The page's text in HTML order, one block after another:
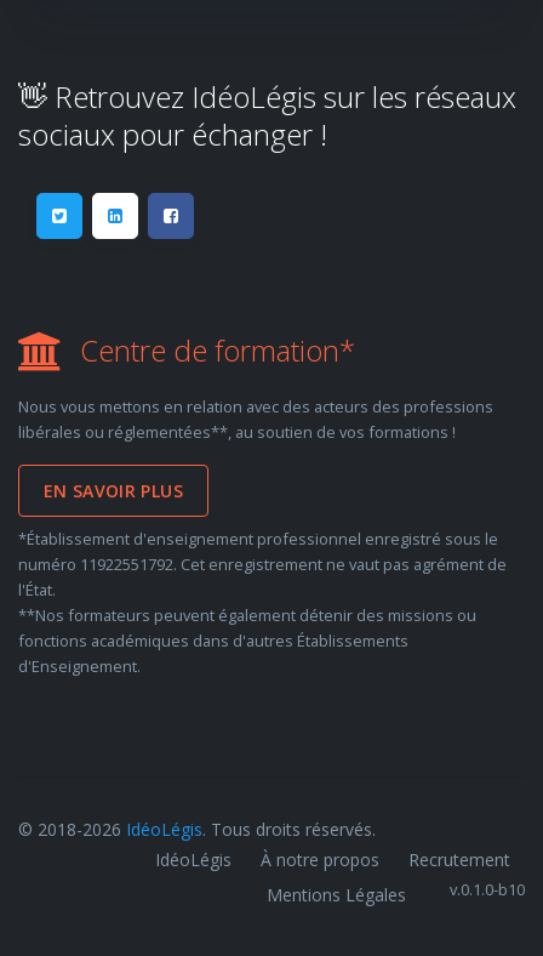
👋 Retrouvez IdéoLégis sur les réseaux
sociaux pour échanger !
Centre de formation*
Nous vous mettons en relation avec des acteurs des professions
libérales ou réglementées**, au soutien de vos formations !
EN SAVOIR PLUS
*Établissement d'enseignement professionnel enregistré sous le
numéro 11922551792. Cet enregistrement ne vaut pas agrément de
l'État.
**Nos formateurs peuvent également détenir des missions ou
fonctions académiques dans d'autres Établissements
d'Enseignement.
© 2018-2026 IdéoLégis. Tous droits réservés.
IdéoLégis
À notre propos
Recrutement
Mentions Légales
v.0.1.0-b10